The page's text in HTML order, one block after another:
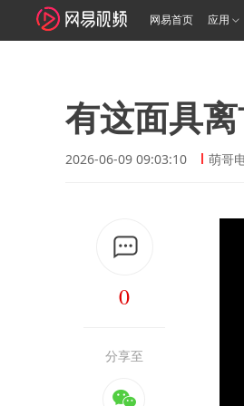
网易首页 应用
有这面具
2026-06-09 09:03:10 萌哥
0
分享至